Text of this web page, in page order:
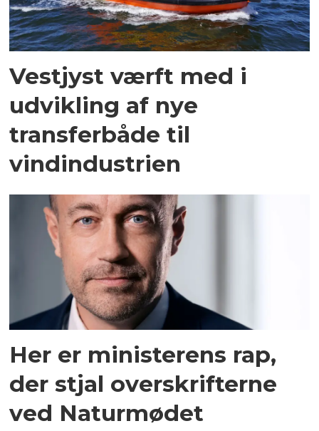
Vestjyst værft med i
udvikling af nye
transferbåde til
vindindustrien
Her er ministerens rap,
der stjal overskrifterne
ved Naturmødet